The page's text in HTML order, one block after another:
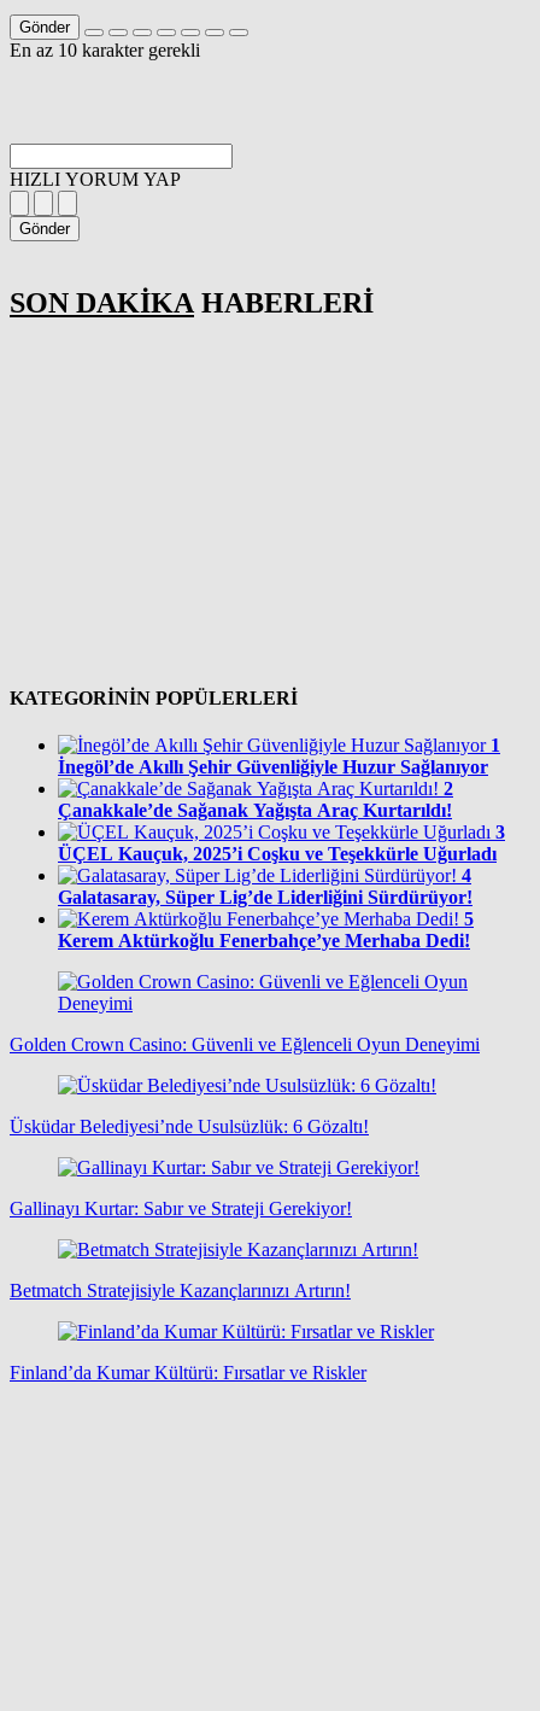
Gönder
En az 10 karakter gerekli
HIZLI YORUM YAP
Gönder
SON DAKİKA HABERLERİ
KATEGORİNİN POPÜLERLERİ
1
İnegöl’de Akıllı Şehir Güvenliğiyle Huzur Sağlanıyor
2
Çanakkale’de Sağanak Yağışta Araç Kurtarıldı!
3
ÜÇEL Kauçuk, 2025’i Coşku ve Teşekkürle Uğurladı
4
Galatasaray, Süper Lig’de Liderliğini Sürdürüyor!
5
Kerem Aktürkoğlu Fenerbahçe’ye Merhaba Dedi!
Golden Crown Casino: Güvenli ve Eğlenceli Oyun Deneyimi
Üsküdar Belediyesi’nde Usulsüzlük: 6 Gözaltı!
Gallinayı Kurtar: Sabır ve Strateji Gerekiyor!
Betmatch Stratejisiyle Kazançlarınızı Artırın!
Finland’da Kumar Kültürü: Fırsatlar ve Riskler